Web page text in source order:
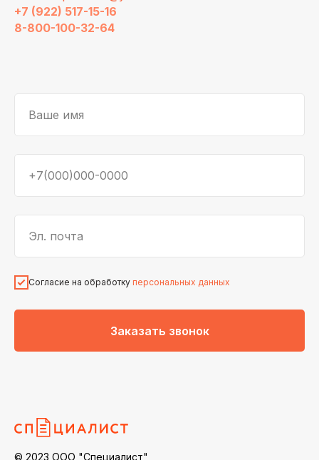
+7 (922) 517-15-16
8-800-100-32-64
Ваше имя
+7(000)000-0000
Эл. почта
Согласие на обработку персональных данных
Заказать звонок
© 2023 ООО "Специалист"